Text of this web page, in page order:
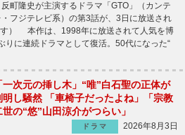
町隆史が主演するドラマ「GTO」（カンテ
・フジテレビ系）の第3話が、3日に放送され
） 本作は、1998年に放送されて人気を博
りに連続ドラマとして復活。50代になった“
一次元の挿し木」“唯”白石聖の正体が
明し騒然 「車椅子だったよね」「宗教
世の“悠”山田涼介がつらい」
ドラマ
2026年8月3日